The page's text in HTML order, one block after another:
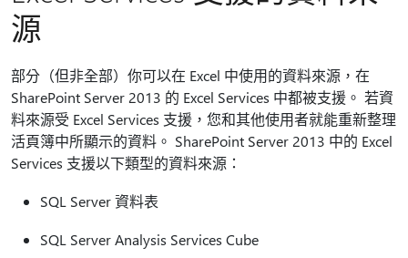
源
部分（但非全部）你可以在 Excel 中使用的資料來源，在
SharePoint Server 2013 的 Excel Services 中都被支援。 若資
料來源受 Excel Services 支援，您和其他使用者就能重新整理
活頁簿中所顯示的資料。 SharePoint Server 2013 中的 Excel
Services 支援以下類型的資料來源：
SQL Server 資料表
SQL Server Analysis Services Cube